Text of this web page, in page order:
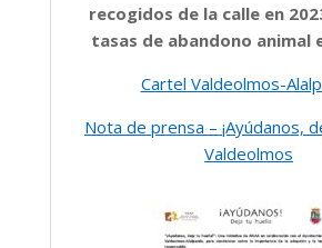
recogidos de la calle en
tasas de abandono animal
Cartel Valdeolmos-
Nota de prensa – ¡Ayúdanos,
Valdeolmos